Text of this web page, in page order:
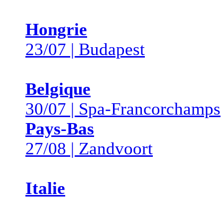
Hongrie
23/07 | Budapest
Belgique
30/07 | Spa-Francorchamps
Pays-Bas
27/08 | Zandvoort
Italie